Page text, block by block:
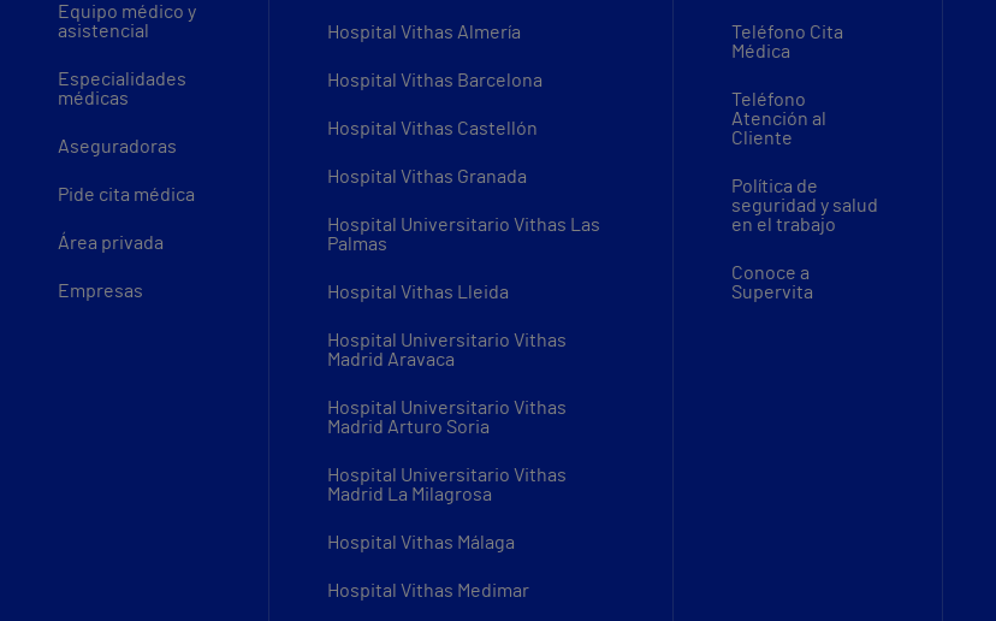
Equipo médico y
asistencial
Especialidades
médicas
Aseguradoras
Pide cita médica
Área privada
Empresas
Hospital Vithas Almería
Hospital Vithas Barcelona
Hospital Vithas Castellón
Hospital Vithas Granada
Hospital Universitario Vithas Las
Palmas
Hospital Vithas Lleida
Hospital Universitario Vithas
Madrid Aravaca
Hospital Universitario Vithas
Madrid Arturo Soria
Hospital Universitario Vithas
Madrid La Milagrosa
Hospital Vithas Málaga
Hospital Vithas Medimar
Teléfono Cita
Médica
Teléfono
Atención al
Cliente
Política de
seguridad y salud
en el trabajo
Conoce a
Supervita